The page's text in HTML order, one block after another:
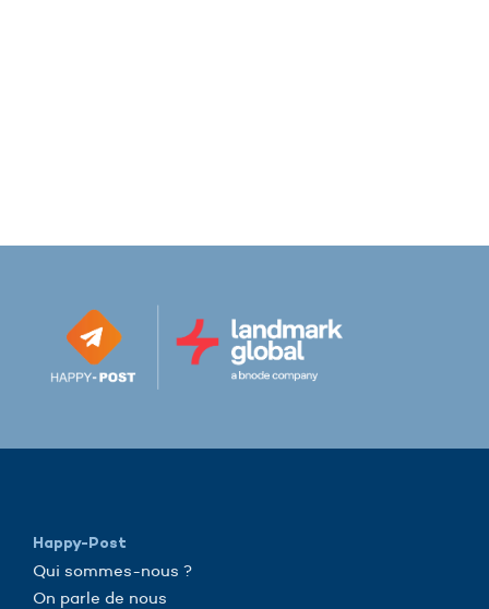
Happy-Post
Qui sommes-nous ?
On parle de nous